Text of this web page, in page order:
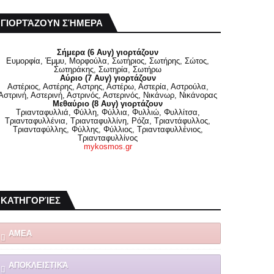
ΓΙΟΡΤΆΖΟΥΝ ΣΉΜΕΡΑ
Σήμερα (6 Αυγ) γιορτάζουν
Ευμορφία, Έμμυ, Μορφούλα, Σωτήριος, Σωτήρης, Σώτος,
Σωτηράκης, Σωτηρία, Σωτήρω
Αύριο (7 Αυγ) γιορτάζουν
Αστέριος, Αστέρης, Αστρης, Αστέρω, Αστερία, Αστρούλα,
Αστερινή, Αστρινός, Αστερινός, Νικάνωρ, Νικάνορας
Μεθαύριο (8 Αυγ) γιορτάζουν
Τριανταφυλλιά, Φύλλη, Φύλλια, Φυλλιώ, Φυλλίτσα,
Τριανταφυλλένια, Τριανταφυλλίνη, Ρόζα, Τριαντάφυλλος,
Τριανταφύλλης, Φύλλης, Φύλλιος, Τριανταφυλλένιος,
Τριανταφυλλίνος
mykosmos.gr
ΚΑΤΗΓΟΡΊΕΣ
ΑΜΕΑ
ΑΠΟΚΛΕΙΣΤΙΚΆ